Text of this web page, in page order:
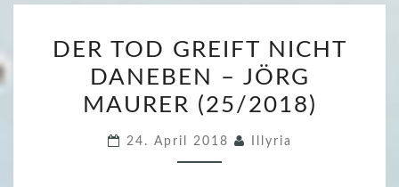
E
R
T
D
DER TOD GREIFT NICHT
DANEBEN – JÖRG
MAURER (25/2018)
24. April 2018 Illyria